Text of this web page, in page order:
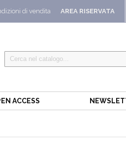
AREA RISERVATA
di vendita
ACCESS